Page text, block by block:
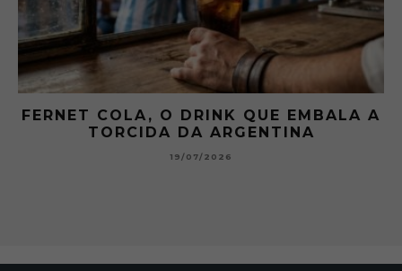
A
GIBSON: O PICLES QUE MUDOU
HISTÓRIA DOS MARTINI